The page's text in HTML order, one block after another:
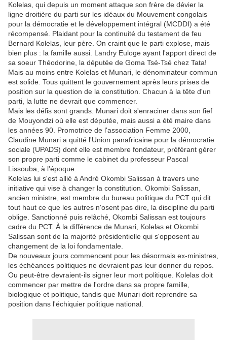
Kolelas, qui depuis un moment attaque son frère de dévier la
ligne droitière du parti sur les idéaux du Mouvement congolais
pour la démocratie et le développement intégral (MCDDI) a été
récompensé. Plaidant pour la continuité du testament de feu
Bernard Kolelas, leur père. On craint que le parti explose, mais
bien plus : la famille aussi. Landry Euloge ayant l'apport direct de
sa soeur Théodorine, la députée de Goma Tsé-Tsé chez Tata!
Mais au moins entre Kolelas et Munari, le dénominateur commun
est solide. Tous quittent le gouvernement après leurs prises de
position sur la question de la constitution. Chacun à la tête d'un
parti, la lutte ne devrait que commencer.
Mais les défis sont grands. Munari doit s'enraciner dans son fief
de Mouyondzi où elle est députée, mais aussi a été maire dans
les années 90. Promotrice de l'association Femme 2000,
Claudine Munari a quitté l'Union panafricaine pour la démocratie
sociale (UPADS) dont elle est membre fondateur, préférant gérer
son propre parti comme le cabinet du professeur Pascal
Lissouba, à l'époque.
Kolelas lui s'est allié à André Okombi Salissan à travers une
initiative qui vise à changer la constitution. Okombi Salissan,
ancien ministre, est membre du bureau politique du PCT qui dit
tout haut ce que les autres n'osent pas dire, la discipline du parti
oblige. Sanctionné puis relâché, Okombi Salissan est toujours
cadre du PCT. À la différence de Munari, Kolelas et Okombi
Salissan sont de la majorité présidentielle qui s'opposent au
changement de la loi fondamentale.
De nouveaux jours commencent pour les désormais ex-ministres,
les échéances politiques ne devraient pas leur donner du repos.
Ou peut-être devraient-ils signer leur mort politique. Kolelas doit
commencer par mettre de l'ordre dans sa propre famille,
biologique et politique, tandis que Munari doit reprendre sa
position dans l'échiquier politique national.